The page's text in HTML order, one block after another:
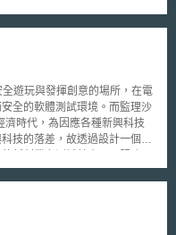
源傳送至各地。
Subject To Voluntary FRAND
2021年7月9日「促進美國經
For Standards-
Commitments，下稱2019
宣言草案
其他救濟方法，是不足以賠
遊玩與發揮創意的場所，在電
全的軟體測試環境。而監理沙
時代，為因應各種新興科技
技的落差，故透過設計一個風
為政府主管機關）的密切互動